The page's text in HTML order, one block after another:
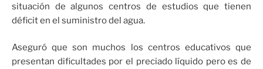
situación de algunos centros de estudios que tienen
déficit en el suministro del agua.
Aseguró que son muchos los centros educativos que
presentan dificultades por el preciado líquido pero es de